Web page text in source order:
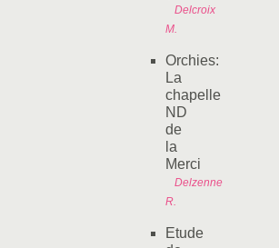
Delcroix
M.
Orchies:
La
chapelle
ND
de
la
Merci
Delzenne
R.
Etude